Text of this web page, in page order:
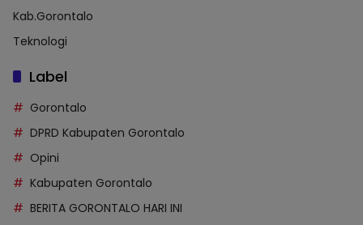
Kab.Gorontalo
Teknologi
Label
Gorontalo
DPRD Kabupaten Gorontalo
Opini
Kabupaten Gorontalo
BERITA GORONTALO HARI INI